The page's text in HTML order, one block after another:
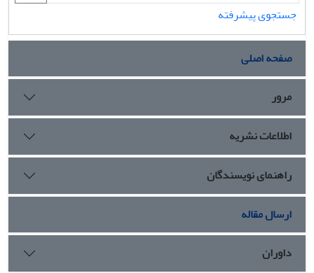
جستجوی پیشرفته
صفحه اصلی
مرور
اطلاعات نشریه
راهنمای نویسندگان
ارسال مقاله
داوران